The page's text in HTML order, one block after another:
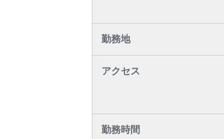
勤務地
アクセス
勤務時間